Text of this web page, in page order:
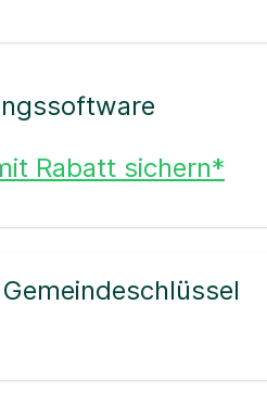
Rabatt sichern*